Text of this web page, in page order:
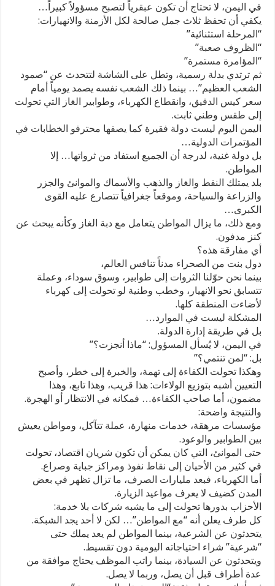
في اليمن، لا تحتاج أن تكون عبقرياً لتصبح مسؤولاً كبيراً…
يكفي أن تحفظ ثلاث جمل صالحة لكل الأزمنة والانهيارات:
“المرحلة استثنائية”
“الظروف صعبة”
“المؤامرة مستمرة”
ثم ترتدي بدلة رسمية، وتطل على الشاشة لتتحدث عن “صمود
الشعب العظيم”… بينما ذلك الشعب نفسه يصمد يومياً أمام
سعر كيس الدقيق، وانقطاع الكهرباء، وطوابير الغاز التي تحولت
إلى طقس وطني ثابت.
اليمن اليوم ليست دولة فقيرة كما يصفها محترفو الخطابات في
المؤتمرات الدولية…
بل دولة غنية، لدرجة أن الجميع استفاد من ثرواتها… إلا
المواطن.
بلد يمتلك النفط والغاز والذهب والأسماك والموانئ والجزر
والزراعة والسياحة، وموقعاً جغرافياً تتصارع عليه القوى
الكبرى…
ومع ذلك، ما يزال المواطن يتعامل مع دبة الغاز وكأنه يبحث عن
كنز مدفون.
أي مفارقة هذه؟
دول بنت من الصحراء مدناً تنافس العالم،
بينما نحن حوّلنا الثروات إلى طوابير، وسوق سوداء، وعملة
تتسابق نحو الانهيار، وخطب وطنية لو تحولت إلى كهرباء
لأضاءت المنطقة كلها.
المشكلة ليست في الموارد…
بل في طريقة إدارة الدولة.
في اليمن، لا يُسأل المسؤول: “ماذا أنجزت؟”
بل: “لمن تنتمي؟”
وهكذا تحولت الكفاءة إلى تهمة، والخبرة إلى خطر، وأصبح
التعيين أشبه بتوزيع الولاءات: هذا قريب، وهذا تابع، وهذا
مضمون، أما صاحب الكفاءة… فمكانه في الانتظار أو الهجرة.
والنتيجة واضحة:
مؤسسات مرهقة، خدمات منهارة، عملة تتآكل، ومواطن يعيش
بين الطوابير والوعود.
حتى الموانئ، التي كان يمكن أن تكون شريان اقتصاد، تحولت
في كثير من الأحيان إلى نقاط نفوذ ومراكز جباية وصراع.
أما الكهرباء، فبعد مليارات الصرف، ما تزال تظهر في بعض
المدن كضيف لا يعرف مواعيد الزيارة.
الأحزاب بدورها تحولت إلى ما يشبه شركات بلا خدمة:
كل طرف يعلن أنه “مع المواطن”… لكن لا أحد يجد الشبكة.
يتحدثون عن الشرعية، بينما المواطن لم يعد يملك حتى
“شرعية” شراء احتياجاته اليومية دون تقسيط.
ويتحدثون عن السيادة، بينما راتب الموظف يحتاج موافقة من
عدة أطراف قبل أن يصل، وربما لا يصل.